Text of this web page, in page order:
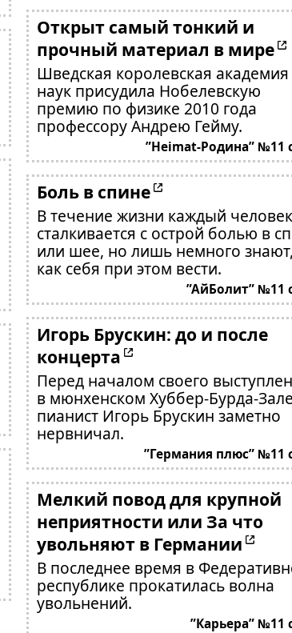
Открыт самый тонкий и
прочный материал в мире
Шведская королевская академия
наук присудила Нобелевскую
премию по физике 2010 года
профессору Андрею Гейму.
”Heimat-Родина” №11
Боль в спине
В течение жизни каждый человек
сталкивается с острой болью в
или шее, но лишь немного знают,
как себя при этом вести.
”АйБолит” №11
Игорь Брускин: до и после
концерта
Перед началом своего
в мюнхенском Хуббер-Бурда-Зале
пианист Игорь Брускин заметно
нервничал.
”Германия плюс” №11
Мелкий повод для крупной
неприятности или За что
увольняют в Германии
В последнее время в
республике прокатилась волна
увольнений.
”Карьера” №11